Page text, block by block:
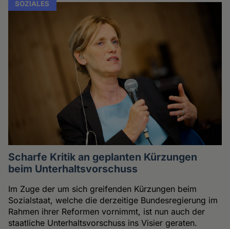
SOZIALES
Scharfe Kritik an geplanten Kürzungen
beim Unterhaltsvorschuss
Im Zuge der um sich greifenden Kürzungen beim
Sozialstaat, welche die derzeitige Bundesregierung im
Rahmen ihrer Reformen vornimmt, ist nun auch der
staatliche Unterhaltsvorschuss ins Visier geraten.